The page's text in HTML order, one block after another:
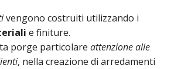
vengono costruiti utilizzando i
e finiture.
porge particolare attenzione alle
, nella creazione di arredamenti